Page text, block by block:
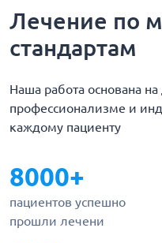
Лечение по
стандартам
Наша работа основана на
профессионализме и
каждому пациенту
8000+
пациентов успешно
прошли лечени